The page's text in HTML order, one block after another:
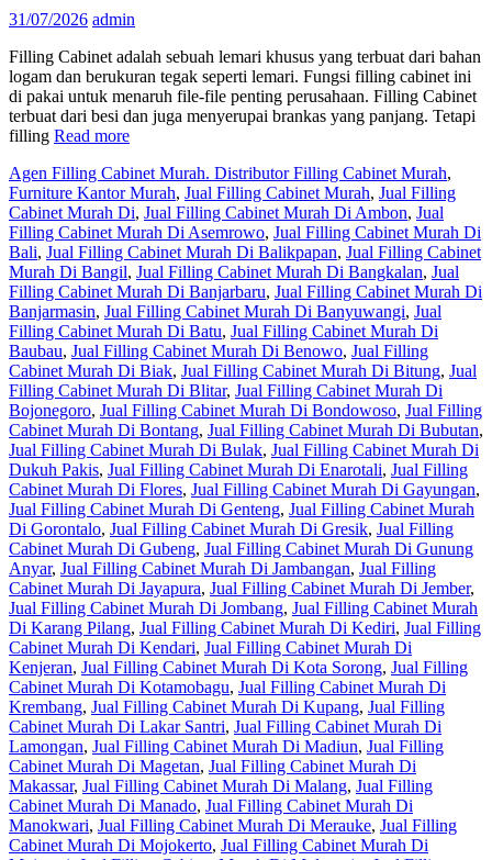
31/07/2026 admin
Filling Cabinet adalah sebuah lemari khusus yang terbuat dari bahan
logam dan berukuran tegak seperti lemari. Fungsi filling cabinet ini
di pakai untuk menaruh file-file penting perusahaan. Filling Cabinet
terbuat dari besi dan juga menyerupai brankas yang panjang. Tetapi
filling Read more
Agen Filling Cabinet Murah. Distributor Filling Cabinet Murah,
Furniture Kantor Murah, Jual Filling Cabinet Murah, Jual Filling
Cabinet Murah Di, Jual Filling Cabinet Murah Di Ambon, Jual
Filling Cabinet Murah Di Asemrowo, Jual Filling Cabinet Murah Di
Bali, Jual Filling Cabinet Murah Di Balikpapan, Jual Filling Cabinet
Murah Di Bangil, Jual Filling Cabinet Murah Di Bangkalan, Jual
Filling Cabinet Murah Di Banjarbaru, Jual Filling Cabinet Murah Di
Banjarmasin, Jual Filling Cabinet Murah Di Banyuwangi, Jual
Filling Cabinet Murah Di Batu, Jual Filling Cabinet Murah Di
Baubau, Jual Filling Cabinet Murah Di Benowo, Jual Filling
Cabinet Murah Di Biak, Jual Filling Cabinet Murah Di Bitung, Jual
Filling Cabinet Murah Di Blitar, Jual Filling Cabinet Murah Di
Bojonegoro, Jual Filling Cabinet Murah Di Bondowoso, Jual Filling
Cabinet Murah Di Bontang, Jual Filling Cabinet Murah Di Bubutan,
Jual Filling Cabinet Murah Di Bulak, Jual Filling Cabinet Murah Di
Dukuh Pakis, Jual Filling Cabinet Murah Di Enarotali, Jual Filling
Cabinet Murah Di Flores, Jual Filling Cabinet Murah Di Gayungan,
Jual Filling Cabinet Murah Di Genteng, Jual Filling Cabinet Murah
Di Gorontalo, Jual Filling Cabinet Murah Di Gresik, Jual Filling
Cabinet Murah Di Gubeng, Jual Filling Cabinet Murah Di Gunung
Anyar, Jual Filling Cabinet Murah Di Jambangan, Jual Filling
Cabinet Murah Di Jayapura, Jual Filling Cabinet Murah Di Jember,
Jual Filling Cabinet Murah Di Jombang, Jual Filling Cabinet Murah
Di Karang Pilang, Jual Filling Cabinet Murah Di Kediri, Jual Filling
Cabinet Murah Di Kendari, Jual Filling Cabinet Murah Di
Kenjeran, Jual Filling Cabinet Murah Di Kota Sorong, Jual Filling
Cabinet Murah Di Kotamobagu, Jual Filling Cabinet Murah Di
Krembang, Jual Filling Cabinet Murah Di Kupang, Jual Filling
Cabinet Murah Di Lakar Santri, Jual Filling Cabinet Murah Di
Lamongan, Jual Filling Cabinet Murah Di Madiun, Jual Filling
Cabinet Murah Di Magetan, Jual Filling Cabinet Murah Di
Makassar, Jual Filling Cabinet Murah Di Malang, Jual Filling
Cabinet Murah Di Manado, Jual Filling Cabinet Murah Di
Manokwari, Jual Filling Cabinet Murah Di Merauke, Jual Filling
Cabinet Murah Di Mojokerto, Jual Filling Cabinet Murah Di